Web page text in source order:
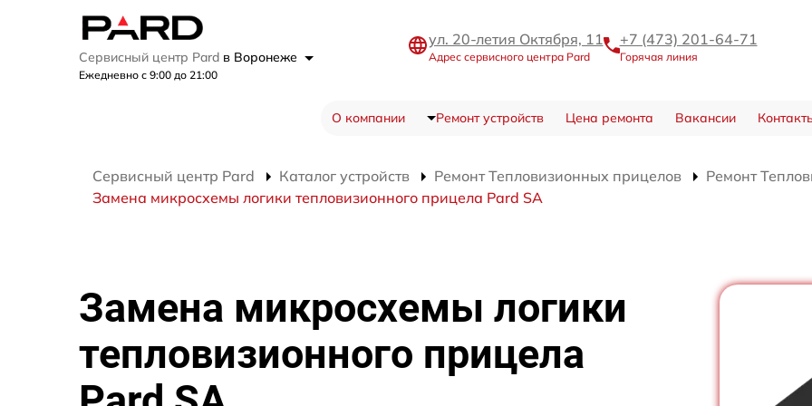
Сервисный центр Pard в Воронеже
Ежедневно с 9:00 до 21:00
ул. 20-летия Октября, 11
Адрес сервисного центра Pard
+7 (473) 201-64-71
Горячая линия
О компании Ремонт устройств Цена ремонта Вакансии
Сервисный центр Pard Каталог устройств Ремонт Тепловизионных прицелов
Ремонт
Замена микросхемы логики тепловизионного прицела Pard SA
Замена микросхемы логики
тепловизионного прицела